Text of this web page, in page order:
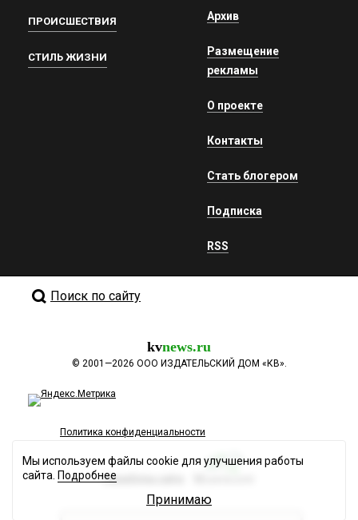
ПРОИСШЕСТВИЯ
СТИЛЬ ЖИЗНИ
Архив
Размещение
рекламы
О проекте
Контакты
Стать блогером
Подписка
RSS
Поиск по сайту
kvnews.ru
© 2001—2026 ООО ИЗДАТЕЛЬСКИЙ ДОМ «КВ».
Политика конфиденциальности
Разработка сайта
Мы используем файлы cookie для улучшения работы
сайта. Подробнее
Принимаю